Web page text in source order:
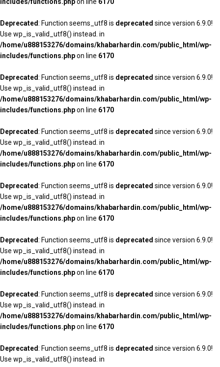
Deprecated: Function seems_utf8 is deprecated since version 6.9.0!
Use wp_is_valid_utf8() instead. in
/home/u888153276/domains/khabarhardin.com/public_html/wp-
includes/functions.phpon line 6170
Deprecated: Function seems_utf8 is deprecated since version 6.9.0!
Use wp_is_valid_utf8() instead. in
/home/u888153276/domains/khabarhardin.com/public_html/wp-
includes/functions.phpon line 6170
Deprecated: Function seems_utf8 is deprecated since version 6.9.0!
Use wp_is_valid_utf8() instead. in
/home/u888153276/domains/khabarhardin.com/public_html/wp-
includes/functions.phpon line 6170
Deprecated: Function seems_utf8 is deprecated since version 6.9.0!
Use wp_is_valid_utf8() instead. in
/home/u888153276/domains/khabarhardin.com/public_html/wp-
includes/functions.phpon line 6170
Deprecated: Function seems_utf8 is deprecated since version 6.9.0!
Use wp_is_valid_utf8() instead. in
/home/u888153276/domains/khabarhardin.com/public_html/wp-
includes/functions.phpon line 6170
Deprecated: Function seems_utf8 is deprecated since version 6.9.0!
Use wp_is_valid_utf8() instead. in
/home/u888153276/domains/khabarhardin.com/public_html/wp-
includes/functions.phpon line 6170
Deprecated: Function seems_utf8 is deprecated since version 6.9.0!
Use wp_is_valid_utf8() instead. in